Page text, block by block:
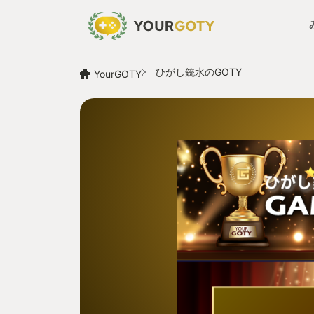
YourGOTY ひがし銃水のGOTY